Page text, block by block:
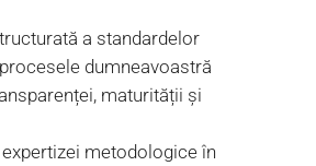
a standardelor
dumneavoastră
maturității și
metodologice în